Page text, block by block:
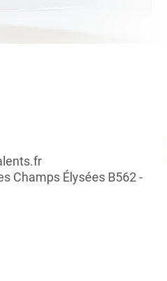
Champs Élysées B562 -